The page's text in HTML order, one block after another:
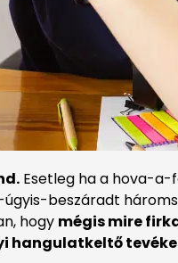
Esetleg ha a hova-
beszáradt
hogy mégis mire
hangulatkeltő